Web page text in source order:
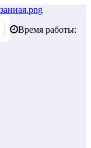
Время работы: